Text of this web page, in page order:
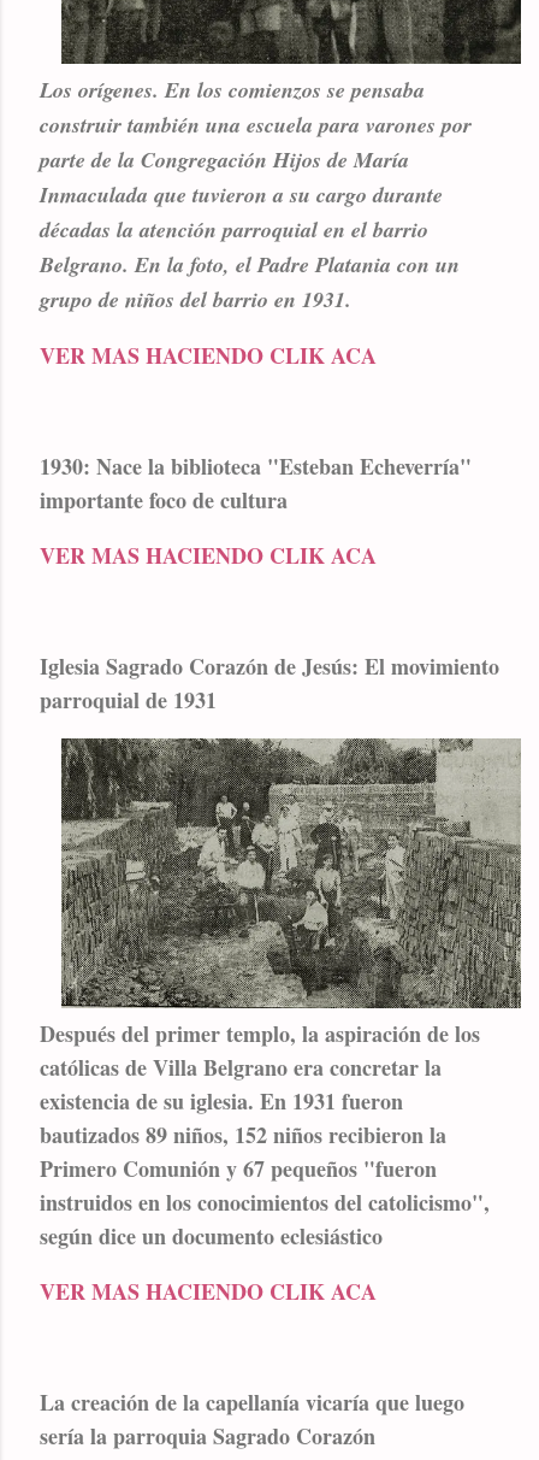
Los orígenes. En los comienzos se pensaba
construir también una escuela para varones por
parte de la Congregación Hijos de María
Inmaculada que tuvieron a su cargo durante
décadas la atención parroquial en el barrio
Belgrano. En la foto, el Padre Platania con un
grupo de niños del barrio en 1931.
VER MAS HACIENDO CLIK ACA
1930: Nace la biblioteca "Esteban Echeverría"
importante foco de cultura
VER MAS HACIENDO CLIK ACA
Iglesia Sagrado Corazón de Jesús: El movimiento
parroquial de 1931
Después del primer templo, la aspiración de los
católicas de Villa Belgrano era concretar la
existencia de su iglesia. En 1931 fueron
bautizados 89 niños, 152 niños recibieron la
Primero Comunión y 67 pequeños "fueron
instruidos en los conocimientos del catolicismo",
según dice un documento eclesiástico
VER MAS HACIENDO CLIK ACA
La creación de la capellanía vicaría que luego
sería la parroquia Sagrado Corazón